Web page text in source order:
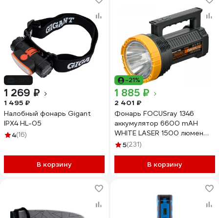
1 269 ₽
1 495 ₽
Налобный фонарь Gigant
IPX4 HL-05
4(16)
В корзину
-21%
1 885 ₽
2 401 ₽
Фонарь FOCUSray 1346
аккумулятор 6600 mAH
WHITE LASER 1500 люмен
USB кабель 890590
5(231)
В корзину